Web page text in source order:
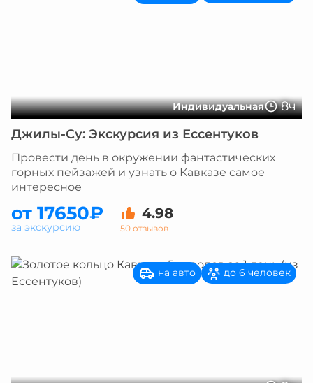
Индивидуальная 8ч
Джилы-Су: Экскурсия из Ессентуков
Провести день в окружении фантастических
горных пейзажей и узнать о Кавказе самое
интересное
от 17650₽ 4.98
50 отзывов
за экскурсию
на авто до 6 человек